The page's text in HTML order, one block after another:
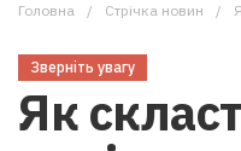
Головна Стрічка новин
Зверніть увагу
Як